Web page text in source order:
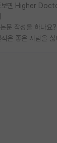
문 작성을 하나요?
은 좋은 사람을 싫